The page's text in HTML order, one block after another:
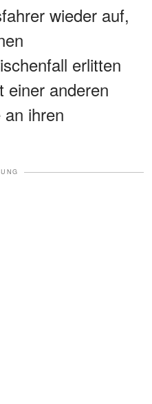
wieder auf,
erlitten
einer anderen
ihren